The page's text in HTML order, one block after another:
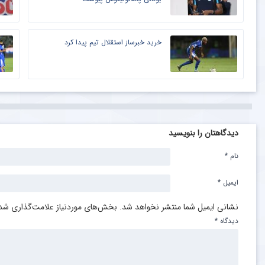
خرید خبرساز استقلال تیم پیدا کرد
دیدگاهتان را بنویسید
نشانی ایمیل شما منتشر نخواهد شد. بخش‌های موردنیاز علامت‌گذاری
دیدگاه *
نام *
ایمیل *